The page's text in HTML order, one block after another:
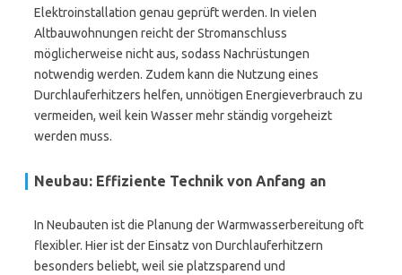
Elektroinstallation genau geprüft werden. In vielen
Altbauwohnungen reicht der Stromanschluss
möglicherweise nicht aus, sodass Nachrüstungen
notwendig werden. Zudem kann die Nutzung eines
Durchlauferhitzers helfen, unnötigen Energieverbrauch zu
vermeiden, weil kein Wasser mehr ständig vorgeheizt
werden muss.
Neubau: Effiziente Technik von Anfang an
In Neubauten ist die Planung der Warmwasserbereitung oft
flexibler. Hier ist der Einsatz von Durchlauferhitzern
besonders beliebt, weil sie platzsparend und